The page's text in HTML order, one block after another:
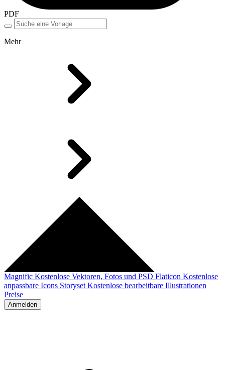
PDF
Mehr
Magnific Kostenlose Vektoren, Fotos und PSD Flaticon Kostenlose
anpassbare Icons Storyset Kostenlose bearbeitbare Illustrationen
Preise
Anmelden